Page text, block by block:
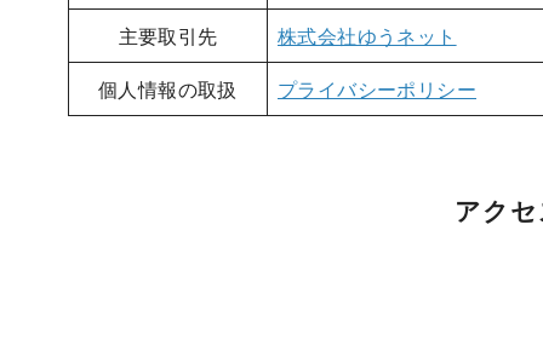
主要取引先
株式会社ゆうネット
個人情報の取扱
プライバシーポリシー
アク